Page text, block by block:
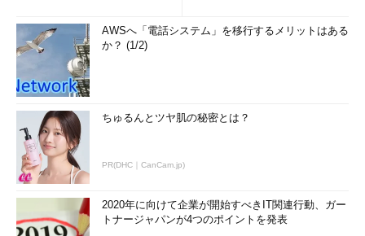
AWSへ「電話システム」を移行するメリットはある
か？ (1/2)
ちゅるんとツヤ肌の秘密とは？
PR(DHC｜CanCam.jp)
2020年に向けて企業が開始すべきIT関連行動、ガー
トナージャパンが4つのポイントを発表